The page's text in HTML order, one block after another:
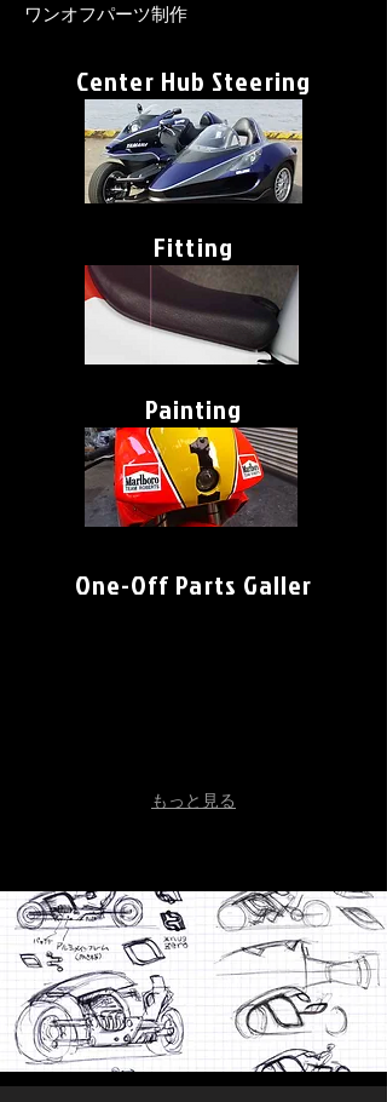
ワンオフパーツ制作
Center Hub Steering
Fitting
Painting
One-Off Parts Galler
もっと見る